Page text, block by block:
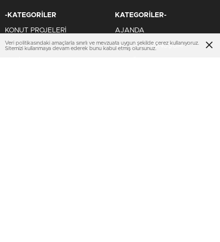
-KATEGORİLER
KONUT PROJELERİ
İHALELER
KATEGORİLER-
AJANDA
KENTSEL DÖNÜŞÜM
Veri politikasındaki amaçlarla sınırlı ve mevzuata uygun şekilde çerez kullanıyoruz.
Sitemizi kullanmaya devam ederek bunu kabul etmiş olursunuz.